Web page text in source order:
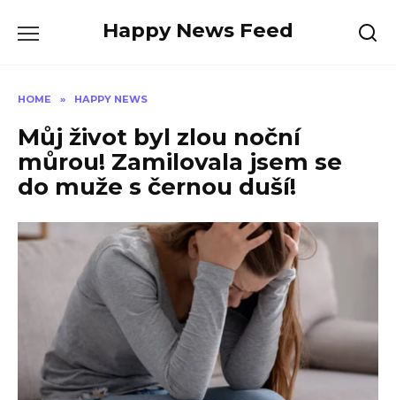
Happy News Feed
HOME » HAPPY NEWS
Můj život byl zlou noční
můrou! Zamilovala jsem se
do muže s černou duší!